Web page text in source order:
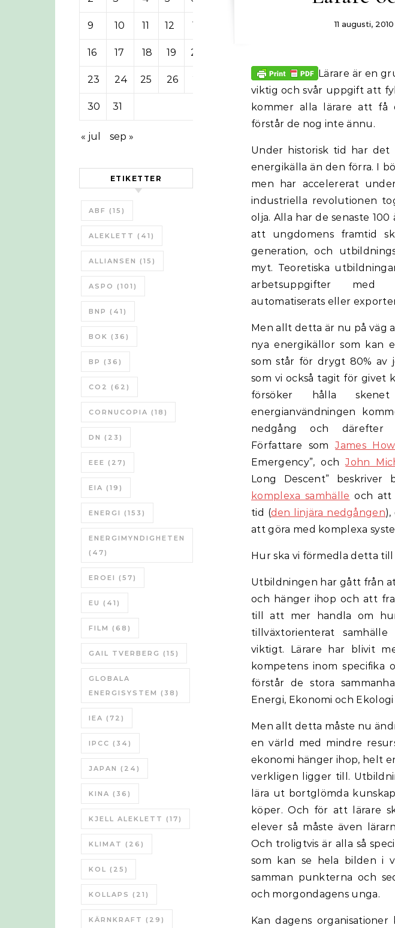
9 10 11 12 13
16 17 18 19 20
23 24 25 26 27 29
30 31
« jul sep »
ETIKETTER
ABF (15)
ALEKLETT (41)
ALLIANSEN (15)
ASPO (101)
BNP (41)
BOK (36)
BP (36)
CO2 (62)
CORNUCOPIA (18)
DN (23)
EEE (27)
EIA (19)
ENERGI (153)
ENERGIMYNDIGHETEN
(47)
EROEI (57)
EU (41)
FILM (68)
GAIL TVERBERG (15)
GLOBALA
ENERGISYSTEM (38)
IEA (72)
IPCC (34)
JAPAN (24)
KINA (36)
KJELL ALEKLETT (17)
KLIMAT (26)
KOL (25)
KOLLAPS (21)
KÄRNKRAFT (29)
11 augusti, 2010
Lärare är en
viktig och svår uppgift att
kommer alla lärare att
förstår de nog inte ännu.
Under historisk tid har
energikälla än den förra. I
men har accelererat
industriella revolutionen
olja. Alla har de senaste
att ungdomens framtid
generation, och
myt. Teoretiska
arbetsuppgifter med
automatiserats eller
Men allt detta är nu på väg
nya energikällor som kan
som står för drygt 80% av
som vi också tagit för givet
försöker hålla
energianvändningen
nedgång och därefter
Författare somJames
Emergency”, ochJohn
Long Descent” beskriver
komplexa samhälle och att
tid (den linjära nedgången),
att göra med komplexa
Hur ska vi förmedla detta till
Utbildningen har gått från
och hänger ihop och att
till att mer handla om
tillväxtorienterat
viktigt. Lärare har blivit
kompetens inom specifika
förstår de stora
Energi, Ekonomi och
Men allt detta måste nu
en värld med mindre
ekonomi hänger ihop, helt
verkligen ligger till.
lära ut bortglömda
köper. Och för att lärare
elever så måste även
Och troligtvis är alla så
som kan se hela bilden i
samman punkterna och
och morgondagens unga.
Kan dagens